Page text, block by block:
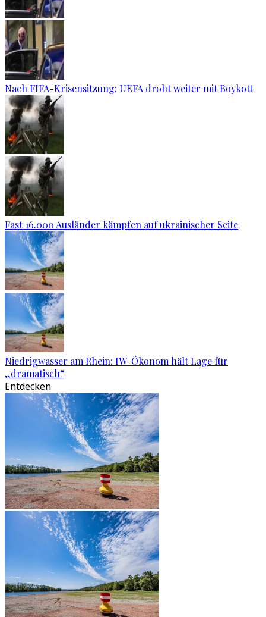
Nach FIFA-Krisensitzung: UEFA droht weiter mit Boykott
Fast 16.000 Ausländer kämpfen auf ukrainischer Seite
Niedrigwasser am Rhein: IW-Ökonom hält Lage für
„dramatisch“
Entdecken